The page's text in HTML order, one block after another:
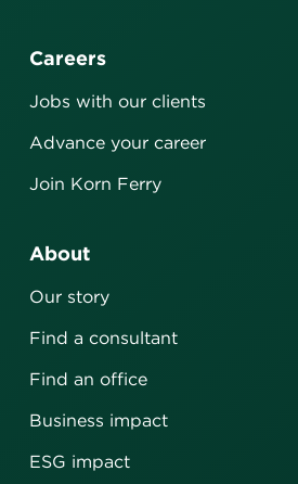
Careers
Jobs with our clients
Advance your career
Join Korn Ferry
About
Our story
Find a consultant
Find an office
Business impact
ESG impact